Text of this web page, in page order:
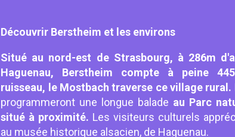
Découvrir Berstheim et les environs
Situé au nord-est de Strasbourg, à 286m
Haguenau, Berstheim compte à peine
ruisseau, le Mostbach traverse ce village rural.
programmeront une longue balade au Parc
situé à proximité. Les visiteurs culturels
au musée historique alsacien, de Haguenau.